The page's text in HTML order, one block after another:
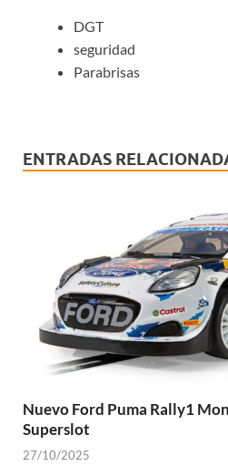
DGT
seguridad
Parabrisas
ENTRADAS
Nuevo Ford Puma Rally1
Superslot
27/10/2025